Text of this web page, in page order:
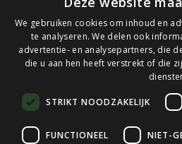
© 2026
op
Webwinkelkeur
We gebruiken cookies om inhoud en
te analyseren. We delen ook
advertentie- en analysepartners, die
die u aan hen heeft verstrekt of die
STRIKT NOODZAKELIJK
FUNCTIONEEL NIET-